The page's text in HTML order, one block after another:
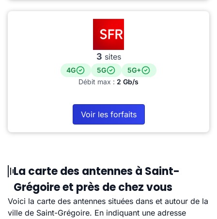
3 sites
4G 5G
5G+
Débit max : 2 Gb/s
Voir les forfaits
La carte des antennes à Saint-
Grégoire et près de chez vous
Voici la carte des antennes situées dans et autour de la
ville de Saint-Grégoire. En indiquant une adresse